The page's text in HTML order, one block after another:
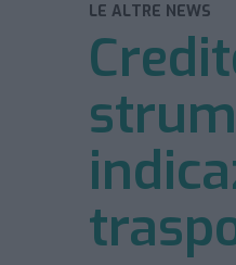
LE ALTRE NEWS